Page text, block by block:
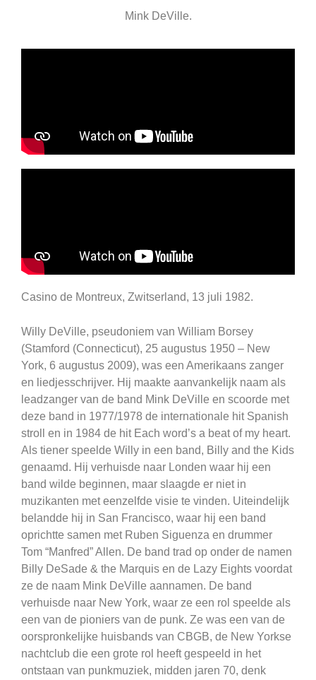
Mink DeVille.
Casino de Montreux, Zwitserland, 13 juli 1982.
Willy DeVille, pseudoniem van William Borsey
(Stamford (Connecticut), 25 augustus 1950 – New
York, 6 augustus 2009), was een Amerikaans zanger
en liedjesschrijver. Hij maakte aanvankelijk naam als
leadzanger van de band Mink DeVille en scoorde met
deze band in 1977/1978 de internationale hit Spanish
stroll en in 1984 de hit Each word’s a beat of my heart.
Als tiener speelde Willy in een band, Billy and the Kids
genaamd. Hij verhuisde naar Londen waar hij een
band wilde beginnen, maar slaagde er niet in
muzikanten met eenzelfde visie te vinden. Uiteindelijk
belandde hij in San Francisco, waar hij een band
oprichtte samen met Ruben Siguenza en drummer
Tom “Manfred” Allen. De band trad op onder de namen
Billy DeSade & the Marquis en de Lazy Eights voordat
ze de naam Mink DeVille aannamen. De band
verhuisde naar New York, waar ze een rol speelde als
een van de pioniers van de punk. Ze was een van de
oorspronkelijke huisbands van CBGB, de New Yorkse
nachtclub die een grote rol heeft gespeeld in het
ontstaan van punkmuziek, midden jaren 70, denk